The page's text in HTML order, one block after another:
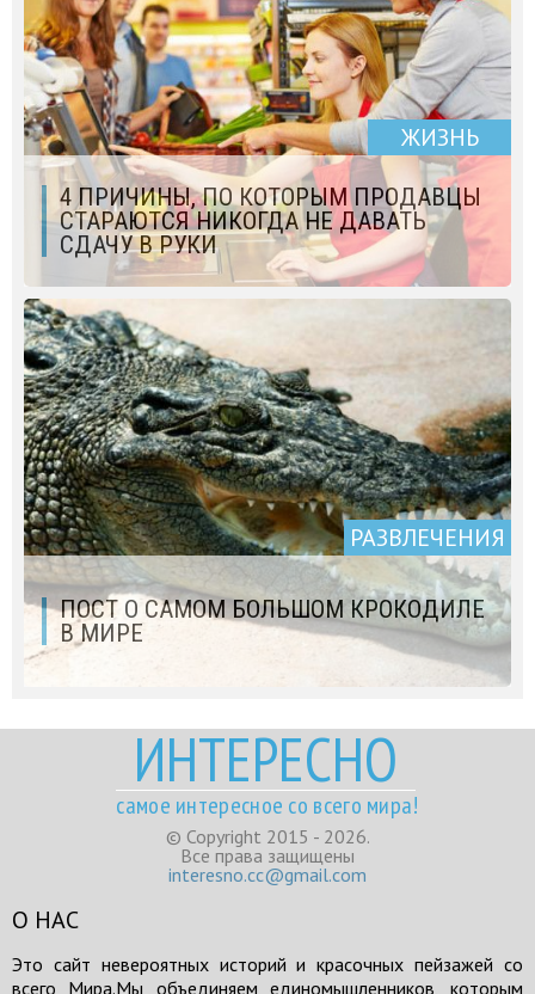
ЖИЗНЬ
4 ПРИЧИНЫ, ПО КОТОРЫМ ПРОДАВЦЫ
СТАРАЮТСЯ НИКОГДА НЕ ДАВАТЬ
СДАЧУ В РУКИ
РАЗВЛЕЧЕНИЯ
ПОСТ О САМОМ БОЛЬШОМ КРОКОДИЛЕ
В МИРЕ
ИНТЕРЕСНО
самое интересное со всего мира!
© Copyright 2015 - 2026.
Все права защищены
interesno.cc@gmail.com
О НАС
Это сайт невероятных историй и красочных пейзажей со
всего Мира.Мы объединяем единомышленников, которым